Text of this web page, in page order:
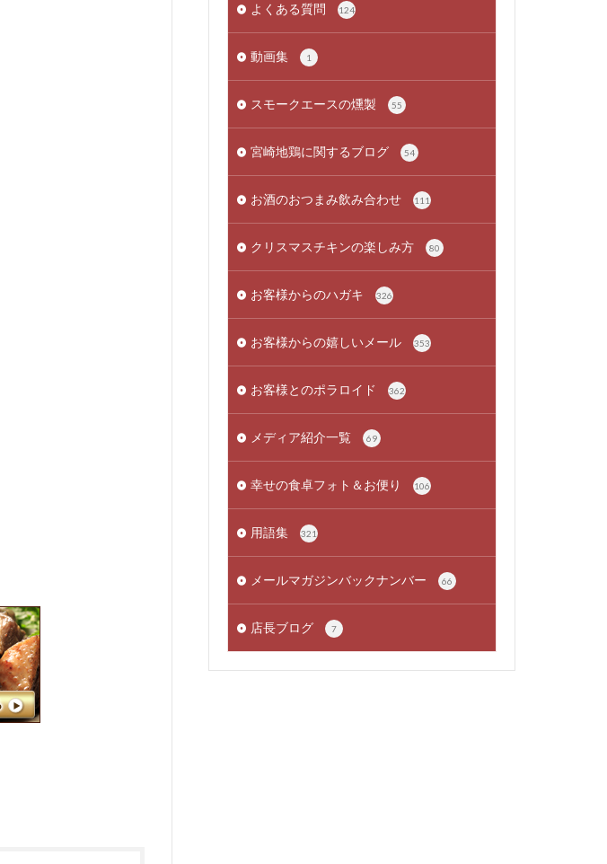
よくある質問 124
動画集 1
スモークエースの燻製 55
宮崎地鶏に関するブログ 54
お酒のおつまみ飲み合わせ 111
クリスマスチキンの楽しみ方 80
お客様からのハガキ 326
お客様からの嬉しいメール 353
お客様とのポラロイド 362
メディア紹介一覧 69
幸せの食卓フォト＆お便り 106
用語集 321
メールマガジンバックナンバー 66
店長ブログ 7